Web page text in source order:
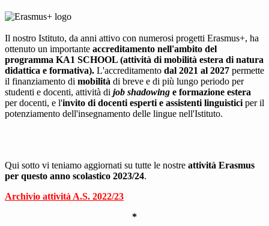
Il nostro Istituto, da anni attivo con numerosi progetti Erasmus+, ha
ottenuto un importante accreditamento nell'ambito del
programma KA1 SCHOOL (attività di mobilità estera di natura
didattica e formativa). L'accreditamento dal 2021 al 2027 permette
il finanziamento di mobilità di breve e di più lungo periodo per
studenti e docenti, attività di job shadowing e formazione estera
per docenti, e l'invito di docenti esperti e assistenti linguistici per il
potenziamento dell'insegnamento delle lingue nell'Istituto.
Qui sotto vi teniamo aggiornati su tutte le nostre attività Erasmus
per questo anno scolastico 2023/24.
Archivio attività A.S. 2022/23
*